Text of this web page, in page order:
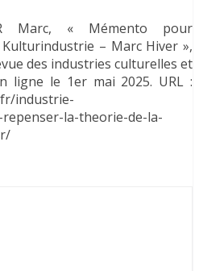
Marc, « Mémento pour
– Marc Hiver »,
des industries culturelles et
ligne le 1er mai 2025. URL :
industrie-
la-theorie-de-la-